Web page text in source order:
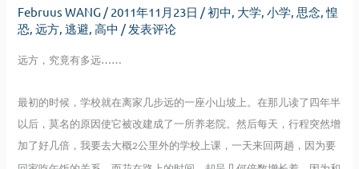
Februus WANG / 2011年11月23日 /初中 大学 ,小学 思念 ,惶
恐 ,远方 ,逃避 ,高中 / 发表评论
远方，究竟有多远……
最初的时候，学校就在离家几步远的一座小山坡上。在那儿读了四年半
以后，莫名的原因使它被改建成了一所养老院。然后每天，行程突然增
加了好几倍，我要去大概2公里外的学校上课，一天来回两趟，因为要